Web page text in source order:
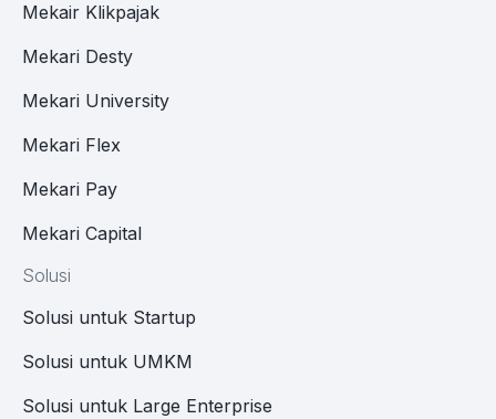
Mekair Klikpajak
Mekari Desty
Mekari University
Mekari Flex
Mekari Pay
Mekari Capital
Solusi
Solusi untuk Startup
Solusi untuk UMKM
Solusi untuk Large Enterprise